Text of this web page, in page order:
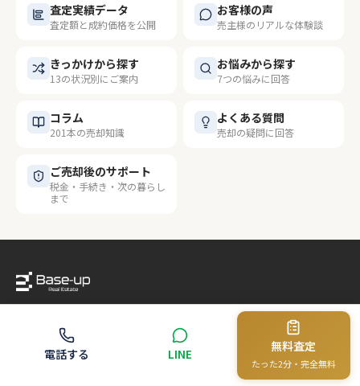
査定実績データ
査定額と成約価格を公開
お客様の声
売主様のリアルな体験談
きっかけから探す
13の状況別にご案内
お悩みから探す
7つの悩みに回答
コラム
201本の売却知識
よくある質問
売却の疑問に回答
ご売却後のサポート
税金・手続き・次の暮らし
まで
〒810-0041 福岡市中央区大名2丁目9番29号
第2プリンスビル3F
TEL: 0120-021-031（フリーダイヤル）
電話する LINE 無料査定
たった2分・完全無料